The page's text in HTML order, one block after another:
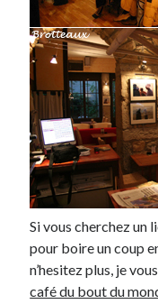
Derniers articles
Proxae ou comment
monde
La Mesa Ya! ou comment
Banaya ou comment
protonURL ou comment
confidentielles de façon
Corriger l’erreur «
MySQL 8
Suivez-moi :)
Si vous cherchez un
pour boire un coup
n’hesitez plus, je
café du bout du